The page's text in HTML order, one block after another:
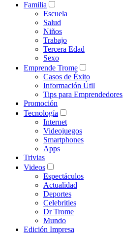
Familia
Escuela
Salud
Niños
Trabajo
Tercera Edad
Sexo
Emprende Trome
Casos de Éxito
Información Útil
Tips para Emprendedores
Promoción
Tecnología
Internet
Videojuegos
Smartphones
Apps
Trivias
Videos
Espectáculos
Actualidad
Deportes
Celebrities
Dr Trome
Mundo
Edición Impresa